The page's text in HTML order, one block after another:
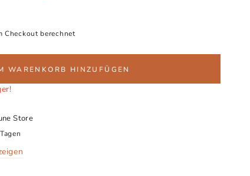
Checkout berechnet
WARENKORB HINZUFÜGEN
Store